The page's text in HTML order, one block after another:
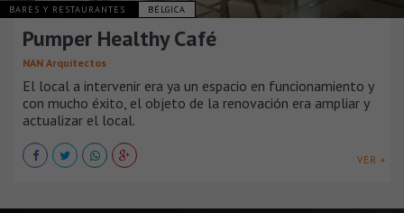
BARES Y RESTAURANTES BÉLGICA
Pumper Healthy Café
NAN Arquitectos
El local a intervenir era ya un espacio en funcionamiento y
con mucho éxito, el objeto de la renovación era ampliar y
actualizar el local.
VER +